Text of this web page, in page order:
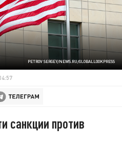
PETROV SERGEY/NEWS.RU/GLOBALLOOKPRESS
санкции против